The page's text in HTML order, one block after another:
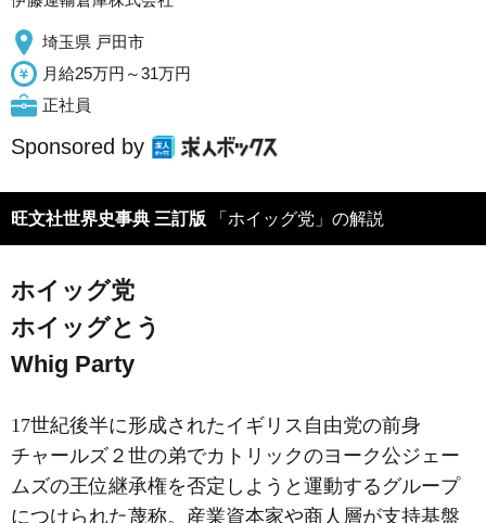
埼玉県 戸田市
月給25万円～31万円
正社員
Sponsored by
旺文社世界史事典 三訂版 「ホイッグ党」の解説
ホイッグ党
ホイッグとう
Whig Party
17世紀後半に形成されたイギリス自由党の前身
チャールズ２世の弟でカトリックのヨーク公ジェー
ムズの王位継承権を否定しようと運動するグループ
につけられた蔑称。産業資本家や商人層が支持基盤